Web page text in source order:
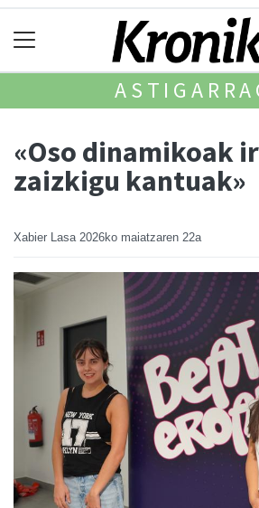
«Oso dinamikoak
zaizkigu kantuak»
Xabier Lasa 2026ko maiatzaren 22a